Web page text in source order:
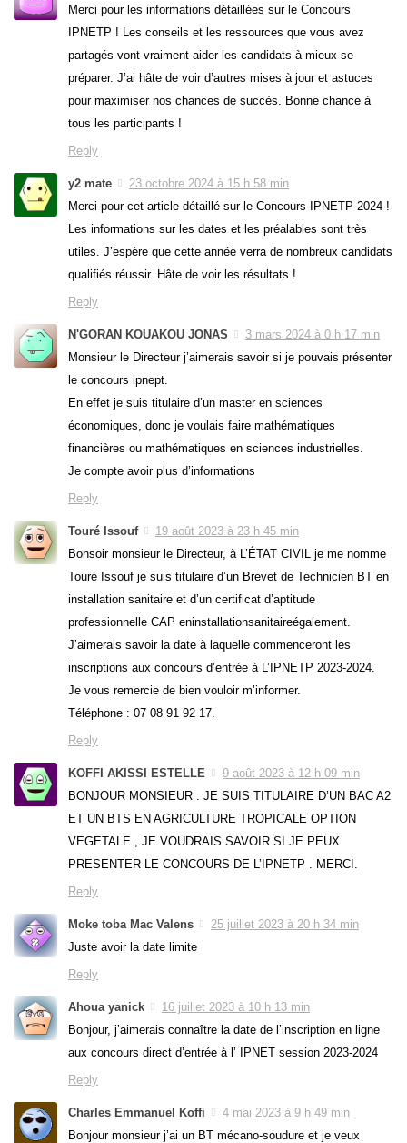
Merci pour les informations détaillées sur le Concours
IPNETP ! Les conseils et les ressources que vous avez
partagés vont vraiment aider les candidats à mieux se
préparer. J’ai hâte de voir d’autres mises à jour et astuces
pour maximiser nos chances de succès. Bonne chance à
tous les participants !
Reply
y2 mate
23 octobre 2024 à 15 h 58 min
Merci pour cet article détaillé sur le Concours IPNETP 2024 !
Les informations sur les dates et les préalables sont très
utiles. J’espère que cette année verra de nombreux candidats
qualifiés réussir. Hâte de voir les résultats !
Reply
N'GORAN KOUAKOU JONAS
3 mars 2024 à 0 h 17 min
Monsieur le Directeur j’aimerais savoir si je pouvais présenter
le concours ipnept.
En effet je suis titulaire d’un master en sciences
économiques, donc je voulais faire mathématiques
financières ou mathématiques en sciences industrielles.
Je compte avoir plus d’informations
Reply
Touré Issouf
19 août 2023 à 23 h 45 min
Bonsoir monsieur le Directeur, à L’ÉTAT CIVIL je me nomme
Touré Issouf je suis titulaire d’un Brevet de Technicien BT en
installation sanitaire et d’un certificat d’aptitude
professionnelle CAP eninstallationsanitaireégalement.
J’aimerais savoir la date à laquelle commenceront les
inscriptions aux concours d’entrée à L’IPNETP 2023-2024.
Je vous remercie de bien vouloir m’informer.
Téléphone : 07 08 91 92 17.
Reply
KOFFI AKISSI ESTELLE
9 août 2023 à 12 h 09 min
BONJOUR MONSIEUR . JE SUIS TITULAIRE D’UN BAC A2
ET UN BTS EN AGRICULTURE TROPICALE OPTION
VEGETALE , JE VOUDRAIS SAVOIR SI JE PEUX
PRESENTER LE CONCOURS DE L’IPNETP . MERCI.
Reply
Moke toba Mac Valens
25 juillet 2023 à 20 h 34 min
Juste avoir la date limite
Reply
Ahoua yanick
16 juillet 2023 à 10 h 13 min
Bonjour, j’aimerais connaître la date de l’inscription en ligne
aux concours direct d’entrée à l’ IPNET session 2023-2024
Reply
Charles Emmanuel Koffi
4 mai 2023 à 9 h 49 min
Bonjour monsieur j’ai un BT mécano-soudure et je veux